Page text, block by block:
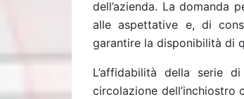
dell’azienda. La domanda
alle aspettative e, di
garantire la disponibilità di
L’affidabilità della serie
circolazione dell’inchiostro